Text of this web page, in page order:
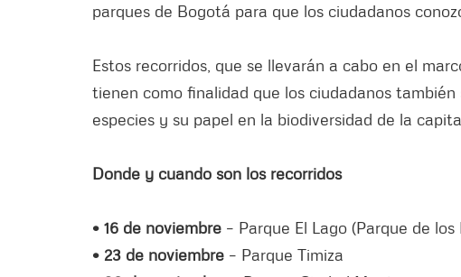
parques de Bogotá para que los ciudadanos
Estos recorridos, que se llevarán a cabo en el
tienen como finalidad que los ciudadanos
especies y su papel en la biodiversidad de la
Donde y cuando son los recorridos
• 16 de noviembre – Parque El Lago (Parque de los
• 23 de noviembre – Parque Timiza